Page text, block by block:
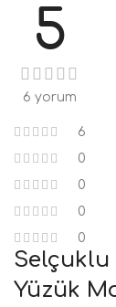
5
6 yorum
6
0
0
0
0
Selçuklu
Yüzük